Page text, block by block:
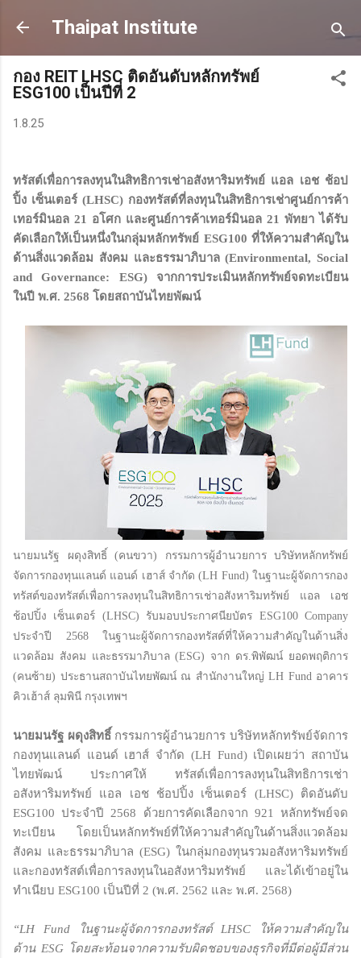
Skip to main content
Thaipat Institute
กอง REIT LHSC ติดอันดับหลักทรัพย์
ESG100 เป็นปีที่ 2
1.8.25
ทรัสต์เพื่อการลงทุนในสิทธิการเช่าอสังหาริมทรัพย์ แอล เอช ช้อป
ปิ้ง เซ็นเตอร์ (LHSC) กองทรัสต์ที่ลงทุนในสิทธิการเช่าศูนย์การค้า
เทอร์มินอล 21 อโศก และศูนย์การค้าเทอร์มินอล 21 พัทยา ได้รับ
คัดเลือกให้เป็นหนึ่งในกลุ่มหลักทรัพย์ ESG100 ที่ให้ความสำคัญใน
ด้านสิ่งแวดล้อม สังคม และธรรมาภิบาล (Environmental, Social
and Governance: ESG) จากการประเมินหลักทรัพย์จดทะเบียน
ในปี พ.ศ. 2568 โดยสถาบันไทยพัฒน์
นายมนรัฐ ผดุงสิทธิ์ (คนขวา) กรรมการผู้อำนวยการ บริษัทหลักทรัพย์
จัดการกองทุนแลนด์ แอนด์ เฮาส์ จำกัด (LH Fund) ในฐานะผู้จัดการกอง
ทรัสต์ของทรัสต์เพื่อการลงทุนในสิทธิการเช่าอสังหาริมทรัพย์ แอล เอช
ช้อปปิ้ง เซ็นเตอร์ (LHSC) รับมอบประกาศนียบัตร ESG100 Company
ประจำปี 2568 ในฐานะผู้จัดการกองทรัสต์ที่ให้ความสำคัญในด้านสิ่ง
แวดล้อม สังคม และธรรมาภิบาล (ESG) จาก ดร.พิพัฒน์ ยอดพฤติการ
(คนซ้าย) ประธานสถาบันไทยพัฒน์ ณ สำนักงานใหญ่ LH Fund อาคาร
คิวเฮ้าส์ ลุมพินี กรุงเทพฯ
นายมนรัฐ ผดุงสิทธิ์กรรมการผู้อำนวยการ บริษัทหลักทรัพย์จัดการ
กองทุนแลนด์ แอนด์ เฮาส์ จำกัด (LH Fund) เปิดเผยว่า สถาบัน
ไทยพัฒน์ ประกาศให้ ทรัสต์เพื่อการลงทุนในสิทธิการเช่า
อสังหาริมทรัพย์ แอล เอช ช้อปปิ้ง เซ็นเตอร์ (LHSC) ติดอันดับ
ESG100 ประจำปี 2568 ด้วยการคัดเลือกจาก 921 หลักทรัพย์จด
ทะเบียน โดยเป็นหลักทรัพย์ที่ให้ความสำคัญในด้านสิ่งแวดล้อม
สังคม และธรรมาภิบาล (ESG) ในกลุ่มกองทุนรวมอสังหาริมทรัพย์
และกองทรัสต์เพื่อการลงทุนในอสังหาริมทรัพย์ และได้เข้าอยู่ใน
ทำเนียบ ESG100 เป็นปีที่ 2 (พ.ศ. 2562 และ พ.ศ. 2568)
“LH Fund ในฐานะผู้จัดการกองทรัสต์ LHSC ให้ความสำคัญใน
ด้าน ESG โดยสะท้อนจากความรับผิดชอบของธุรกิจที่มีต่อผู้มีส่วน